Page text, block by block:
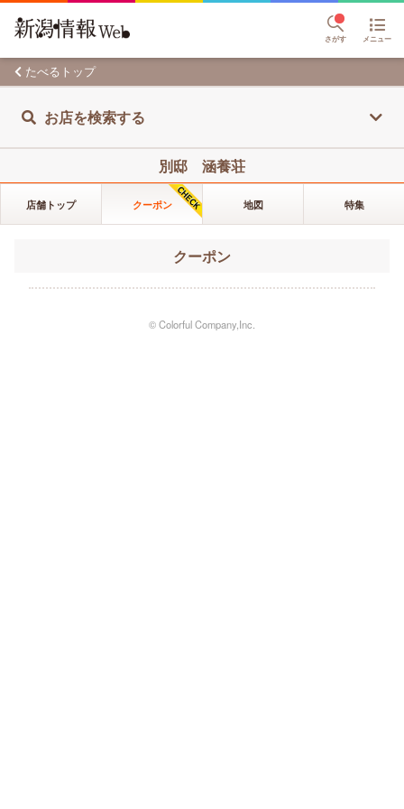
さがす メニュー
たべるトップ
お店を検索する
別邸 涵養荘
店舗トップ クーポン 地図 特集
クーポン
© Colorful Company,Inc.